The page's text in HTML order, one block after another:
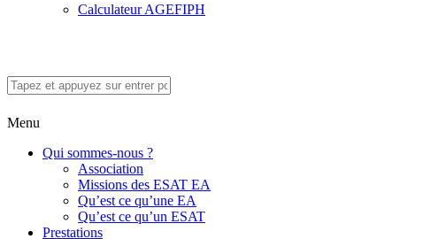
Calculateur AGEFIPH
Menu
Qui sommes-nous ?
Association
Missions des ESAT EA
Qu’est ce qu’une EA
Qu’est ce qu’un ESAT
Prestations